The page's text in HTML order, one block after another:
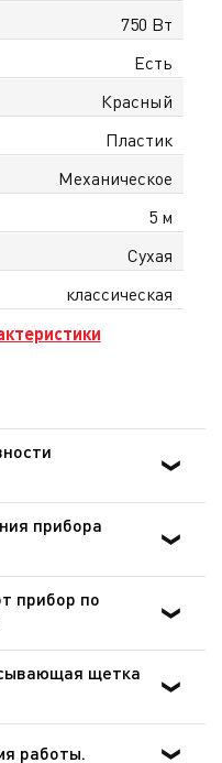
750 Вт
Есть
Красный
Пластик
Механическое
5 м
Сухая
классическая
по запуску
убедитесь, что
в рабочем состоянии,
Если прибор не
или
в
обслуживания.
прибора
избежание опасности,
обслуживания.
прибор по
материалы,
вторичной
пункт сбора
щетка
- это
агрегат вращающаяся
работы.